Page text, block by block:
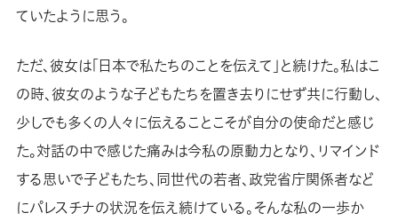
ていたように思う。
ただ、彼女は「日本で私たちのことを伝えて」と続けた。私はこ
の時、彼女のような子どもたちを置き去りにせず共に行動し、
少しでも多くの人々に伝えることこそが自分の使命だと感じ
た。対話の中で感じた痛みは今私の原動力となり、リマインド
する思いで子どもたち、同世代の若者、政党省庁関係者など
にパレスチナの状況を伝え続けている。そんな私の一歩か